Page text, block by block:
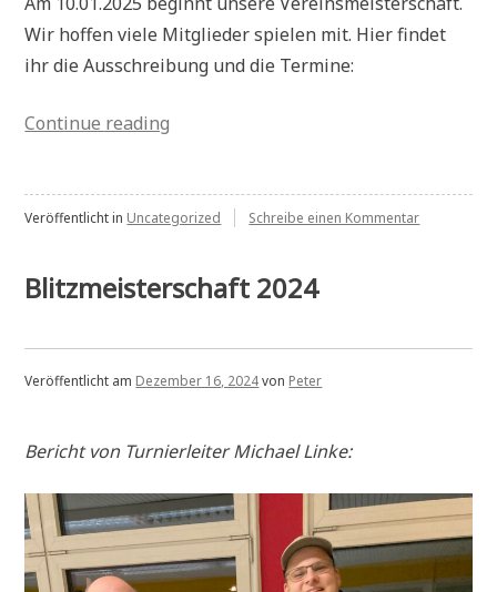
Wir hoffen viele Mitglieder spielen mit. Hier findet
ihr die Ausschreibung und die Termine:
Continue reading
Veröffentlicht in Uncategorized Schreibe einen Kommentarzu
Blitzmeisterschaft 2024
Veröffentlicht am Dezember 16, 2024von Peter
Bericht von Turnierleiter Michael Linke: